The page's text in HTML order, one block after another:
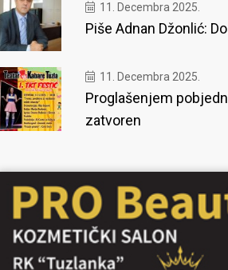
11. Decembra 2025.
Piše Adnan Džonlić:
11. Decembra 2025.
Proglašenjem
zatvoren